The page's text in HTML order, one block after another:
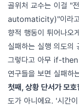
골위처 교수는 이걸 "
automaticity)"이라고
향적 행동이 튀어나오
실패하는 실행 의도의
그렇다고 아무 if-then
연구들을 보면 실패하
첫째, 상황 단서가 모
도가 아니에요. '시간